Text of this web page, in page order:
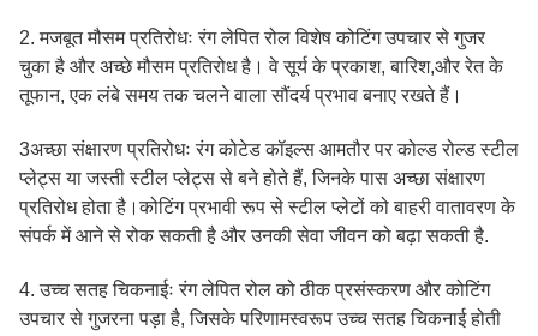
2. मजबूत मौसम प्रतिरोधः रंग लेपित रोल विशेष कोटिंग उपचार से गुजर
चुका है और अच्छे मौसम प्रतिरोध है। वे सूर्य के प्रकाश, बारिश,और रेत के
तूफान, एक लंबे समय तक चलने वाला सौंदर्य प्रभाव बनाए रखते हैं।
3अच्छा संक्षारण प्रतिरोधः रंग कोटेड कॉइल्स आमतौर पर कोल्ड रोल्ड स्टील
प्लेट्स या जस्ती स्टील प्लेट्स से बने होते हैं, जिनके पास अच्छा संक्षारण
प्रतिरोध होता है।कोटिंग प्रभावी रूप से स्टील प्लेटों को बाहरी वातावरण के
संपर्क में आने से रोक सकती है और उनकी सेवा जीवन को बढ़ा सकती है.
4. उच्च सतह चिकनाईः रंग लेपित रोल को ठीक प्रसंस्करण और कोटिंग
उपचार से गुजरना पड़ा है, जिसके परिणामस्वरूप उच्च सतह चिकनाई होती